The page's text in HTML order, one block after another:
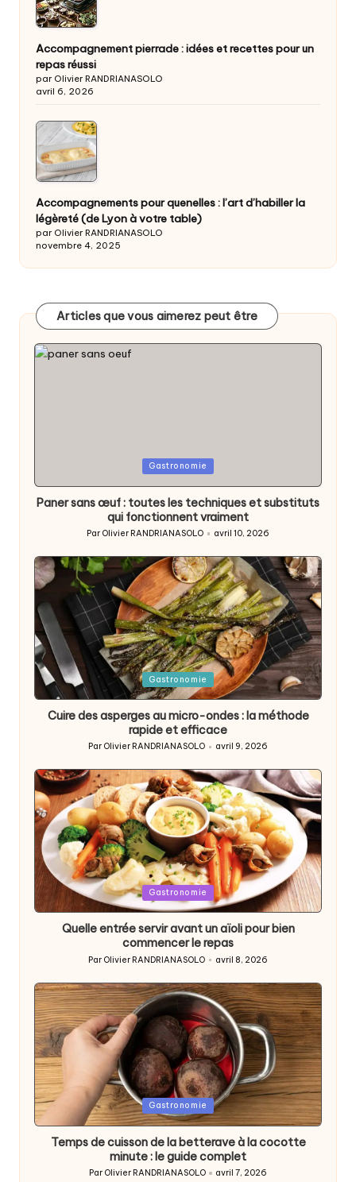
Accompagnement pierrade : idées et recettes pour un
repas réussi
par Olivier RANDRIANASOLO
avril 6, 2026
Accompagnements pour quenelles : l’art d’habiller la
légèreté (de Lyon à votre table)
par Olivier RANDRIANASOLO
novembre 4, 2025
Articles que vous aimerez peut être
Gastronomie
Paner sans œuf : toutes les techniques et substituts
qui fonctionnent vraiment
Posted
by
Par Olivier RANDRIANASOLO avril 10, 2026
Posted
Gastronomie
Cuire des asperges au micro-ondes : la méthode
rapide et efficace
by
Par Olivier RANDRIANASOLO avril 9, 2026
Posted
in
Gastronomie
Quelle entrée servir avant un aïoli pour bien
commencer le repas
Posted
Par Olivier RANDRIANASOLO avril 8, 2026
Posted
Gastronomie
Temps de cuisson de la betterave à la cocotte
minute : le guide complet
Posted
Par Olivier RANDRIANASOLO avril 7, 2026